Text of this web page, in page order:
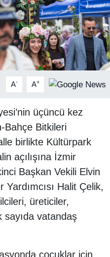
A- A+
üçüncü kez
Bahçe Bitkileri
birlikte Kültürpark
açılışına İzmir
Başkan Vekili Elvin
Halit Çelik,
üreticiler,
sayıda vatandaş
çocuklar için